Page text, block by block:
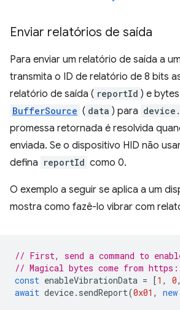
Enviar relatórios de saída
Para enviar um relatório de saída a
transmita o ID de relatório de 8 bits
relatório de saída ( reportId ) e
BufferSource ( data ) para
promessa retornada é resolvida
enviada. Se o dispositivo HID não
defina reportId como 0.
O exemplo a seguir se aplica a um
mostra como fazê-lo vibrar com
// First, send a command to
// Magical bytes come from
const enableVibrationData = [1 , 0,
await device. sendReport(0x01 , new